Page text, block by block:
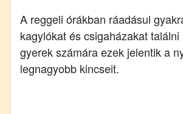
A reggeli órákban ráadásul
kagylókat és csigaházakat
gyerek számára ezek jelentik a
legnagyobb kincseit.